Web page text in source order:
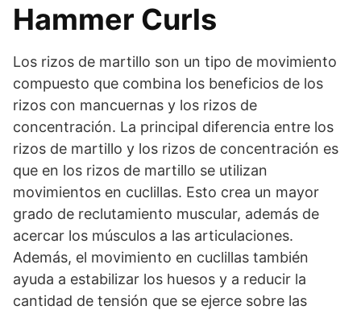
Hammer Curls
Los rizos de martillo son un tipo de movimiento
compuesto que combina los beneficios de los
rizos con mancuernas y los rizos de
concentración. La principal diferencia entre los
rizos de martillo y los rizos de concentración es
que en los rizos de martillo se utilizan
movimientos en cuclillas. Esto crea un mayor
grado de reclutamiento muscular, además de
acercar los músculos a las articulaciones.
Además, el movimiento en cuclillas también
ayuda a estabilizar los huesos y a reducir la
cantidad de tensión que se ejerce sobre las